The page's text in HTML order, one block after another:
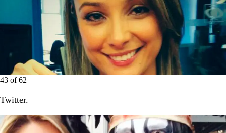
43 of62
Twitter.